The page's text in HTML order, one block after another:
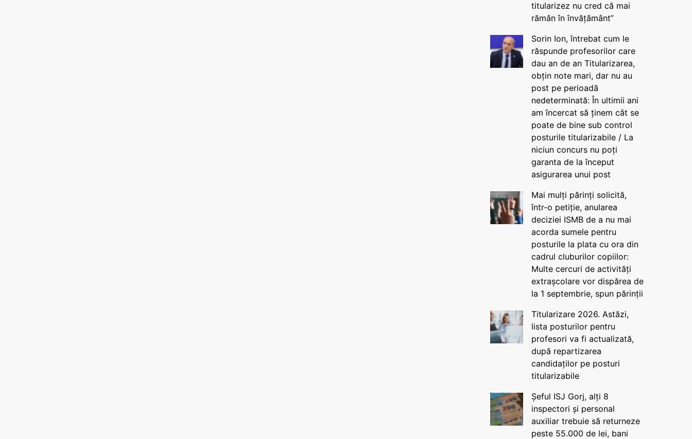
titularizez nu cred că mai
rămân în învățământ”
Sorin Ion, întrebat cum le
răspunde profesorilor care
dau an de an Titularizarea,
obțin note mari, dar nu au
post pe perioadă
nedeterminată: În ultimii ani
am încercat să ținem cât se
poate de bine sub control
posturile titularizabile / La
niciun concurs nu poți
garanta de la început
asigurarea unui post
Mai mulți părinți solicită,
într-o petiție, anularea
deciziei ISMB de a nu mai
acorda sumele pentru
posturile la plata cu ora din
cadrul cluburilor copiilor:
Multe cercuri de activități
extrașcolare vor dispărea de
la 1 septembrie, spun părinții
Titularizare 2026. Astăzi,
lista posturilor pentru
profesori va fi actualizată,
după repartizarea
candidaților pe posturi
titularizabile
Șeful ISJ Gorj, alți 8
inspectori și personal
auxiliar trebuie să returneze
peste 55.000 de lei, bani